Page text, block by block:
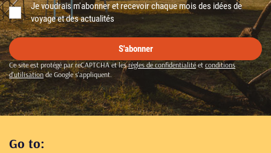
Je voudrais m'abonner et recevoir chaque mois des idées de
voyage et des actualités
S'abonner
Ce site est protégé par reCAPTCHA et lesrègles de confidentialité et conditions
d'utilisationde Google s'appliquent.
Go to: